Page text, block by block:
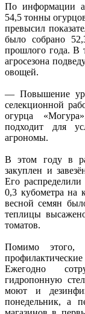
По информации
54,5 тонны
превысил
было собрано
прошлого года. В
агросезона
овощей.
— Повышение
селекционной
огурца
подходит для
агрономы.
В этом году в
закуплен и
Его
0,3 кубометра на
весной семян
теплицы
томатов.
Помимо этого,
Ежегодно
гидропонную
моют и
понедельник, а